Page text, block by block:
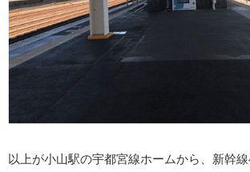
以上が小山駅の宇都宮線ホームから、新幹